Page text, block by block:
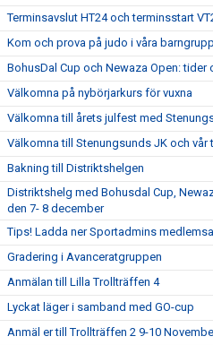
Terminsavslut HT24 och terminsstart
Kom och prova på judo i våra
BohusDal Cup och Newaza Open: tider
Välkomna på nybörjarkurs för vuxna
Välkomna till årets julfest med
Välkomna till Stenungsunds JK och vår
Bakning till Distriktshelgen
Distriktshelg med Bohusdal Cup,
den 7- 8 december
Tips! Ladda ner Sportadmins
Gradering i Avanceratgruppen
Anmälan till Lilla Trollträffen 4
Lyckat läger i samband med GO-cup
Anmäl er till Trollträffen 2 9-10